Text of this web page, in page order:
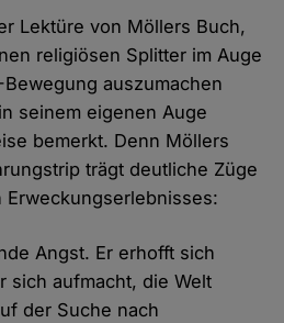
Lektüre von Möllers Buch,
religiösen Splitter im Auge
Bewegung auszumachen
seinem eigenen Auge
bemerkt. Denn Möllers
trägt deutliche Züge
Angst. Er erhofft sich
sich aufmacht, die Welt
der Suche nach